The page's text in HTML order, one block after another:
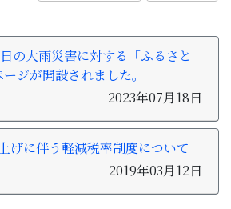
の大雨災害に対する「ふるさと
ジが開設されました。
2023年07月18日
げに伴う軽減税率制度について
2019年03月12日